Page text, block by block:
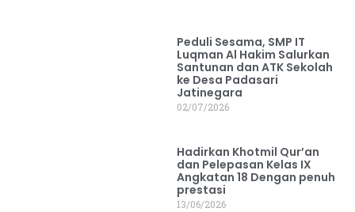
Peduli Sesama, SMP IT
Luqman Al Hakim Salurkan
Santunan dan ATK Sekolah
ke Desa Padasari
Jatinegara
02/07/2026
Hadirkan Khotmil Qur’an
dan Pelepasan Kelas IX
Angkatan 18 Dengan penuh
prestasi
13/06/2026